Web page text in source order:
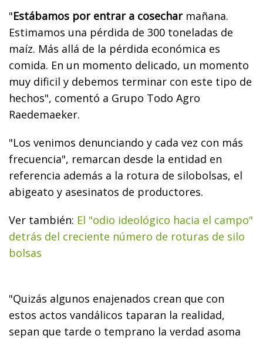
"Estábamos por entrar a cosecharmañana.
Estimamos una pérdida de 300 toneladas de
maíz. Más allá de la pérdida económica es
comida. En un momento delicado, un momento
muy dificil y debemos terminar con este tipo de
hechos", comentó a Grupo Todo Agro
Raedemaeker.
"Los venimos denunciando y cada vez con más
frecuencia", remarcan desde la entidad en
referencia además a la rotura de silobolsas, el
abigeato y asesinatos de productores.
Ver también: El "odio ideológico hacia el campo"
detrás del creciente número de roturas de silo
bolsas
"Quizás algunos enajenados crean que con
estos actos vandálicos taparan la realidad,
sepan que tarde o temprano la verdad asoma